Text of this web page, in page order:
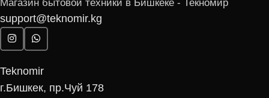
Магазин бытовой техники в Бишкеке - Текномир
support@teknomir.kg
Teknomir
г.Бишкек, пр.Чуй 178